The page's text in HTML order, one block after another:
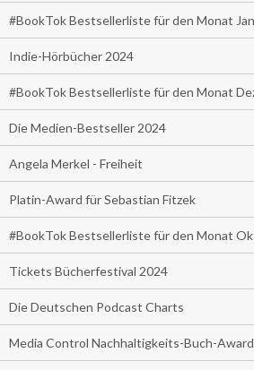
#BookTok Bestsellerliste für den Monat
Indie-Hörbücher 2024
#BookTok Bestsellerliste für den Monat
Die Medien-Bestseller 2024
Angela Merkel - Freiheit
Platin-Award für Sebastian Fitzek
#BookTok Bestsellerliste für den Monat
Tickets Bücherfestival 2024
Die Deutschen Podcast Charts
Media Control Nachhaltigkeits-Buch-